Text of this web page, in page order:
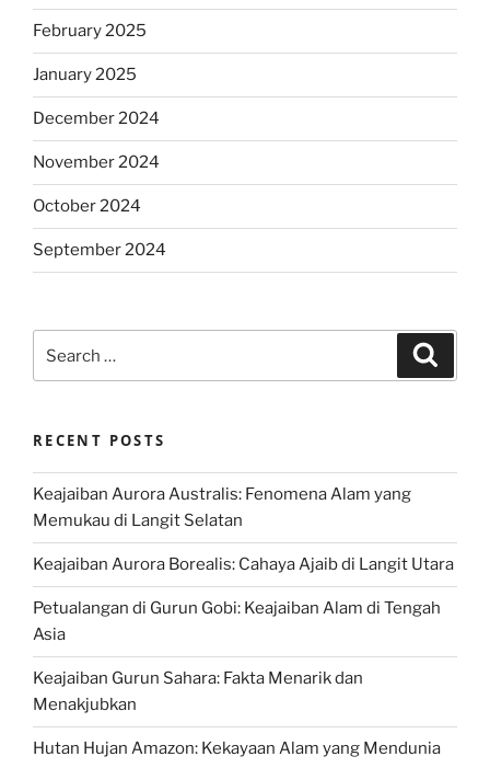
February 2025
January 2025
December 2024
November 2024
October 2024
September 2024
for:
RECENT POSTS
Keajaiban Aurora Australis: Fenomena Alam yang
Memukau di Langit Selatan
Keajaiban Aurora Borealis: Cahaya Ajaib di Langit Utara
Petualangan di Gurun Gobi: Keajaiban Alam di Tengah
Asia
Keajaiban Gurun Sahara: Fakta Menarik dan
Menakjubkan
Hutan Hujan Amazon: Kekayaan Alam yang Mendunia